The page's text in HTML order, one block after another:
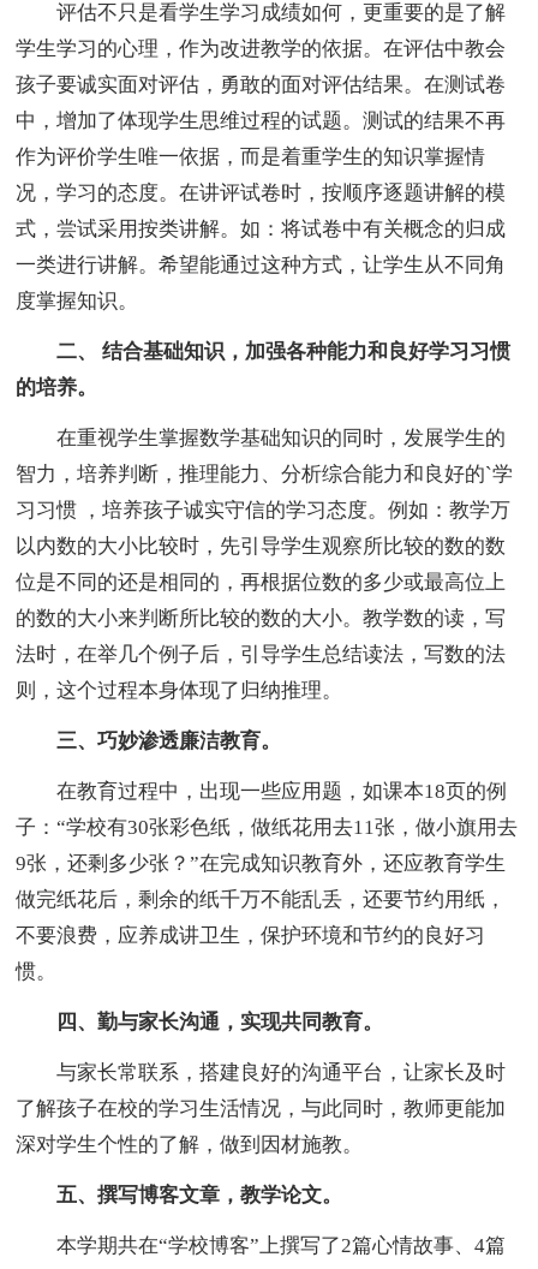
评估不只是看学生学习成绩如何，更重要的是了解
学生学习的心理，作为改进教学的依据。在评估中教会
孩子要诚实面对评估，勇敢的面对评估结果。在测试卷
中，增加了体现学生思维过程的试题。测试的结果不再
作为评价学生唯一依据，而是着重学生的知识掌握情
况，学习的态度。在讲评试卷时，按顺序逐题讲解的模
式，尝试采用按类讲解。如：将试卷中有关概念的归成
一类进行讲解。希望能通过这种方式，让学生从不同角
度掌握知识。
二、 结合基础知识，加强各种能力和良好学习习惯
的培养。
在重视学生掌握数学基础知识的同时，发展学生的
智力，培养判断，推理能力、分析综合能力和良好的`学
习习惯 ，培养孩子诚实守信的学习态度。例如：教学万
以内数的大小比较时，先引导学生观察所比较的数的数
位是不同的还是相同的，再根据位数的多少或最高位上
的数的大小来判断所比较的数的大小。教学数的读，写
法时，在举几个例子后，引导学生总结读法，写数的法
则，这个过程本身体现了归纳推理。
三、巧妙渗透廉洁教育。
在教育过程中，出现一些应用题，如课本18页的例
子：“学校有30张彩色纸，做纸花用去11张，做小旗用去
9张，还剩多少张？”在完成知识教育外，还应教育学生
做完纸花后，剩余的纸千万不能乱丢，还要节约用纸，
不要浪费，应养成讲卫生，保护环境和节约的良好习
惯。
四、勤与家长沟通，实现共同教育。
与家长常联系，搭建良好的沟通平台，让家长及时
了解孩子在校的学习生活情况，与此同时，教师更能加
深对学生个性的了解，做到因材施教。
五、撰写博客文章，教学论文。
本学期共在“学校博客”上撰写了2篇心情故事、4篇